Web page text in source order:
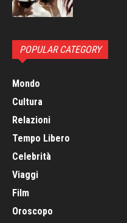
POPULAR CATEGORY
Mondo
Cultura
Relazioni
Tempo Libero
Celebrità
Viaggi
Film
Oroscopo